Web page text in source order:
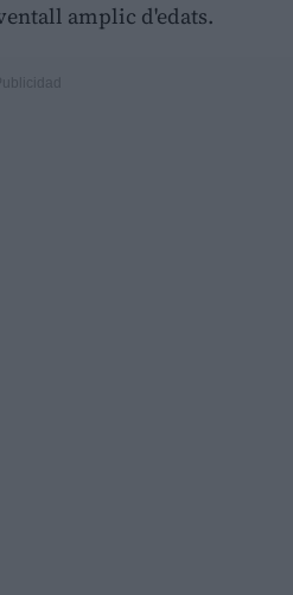
amplic d'edats.